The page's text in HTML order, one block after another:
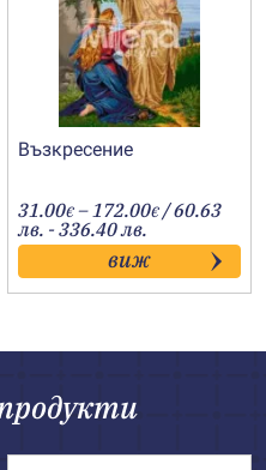
Възкресение
31.00€ –172.00€Price
range:
31.00€
through
172.00€
/ 60.63
лв. - 336.40 лв.
виж